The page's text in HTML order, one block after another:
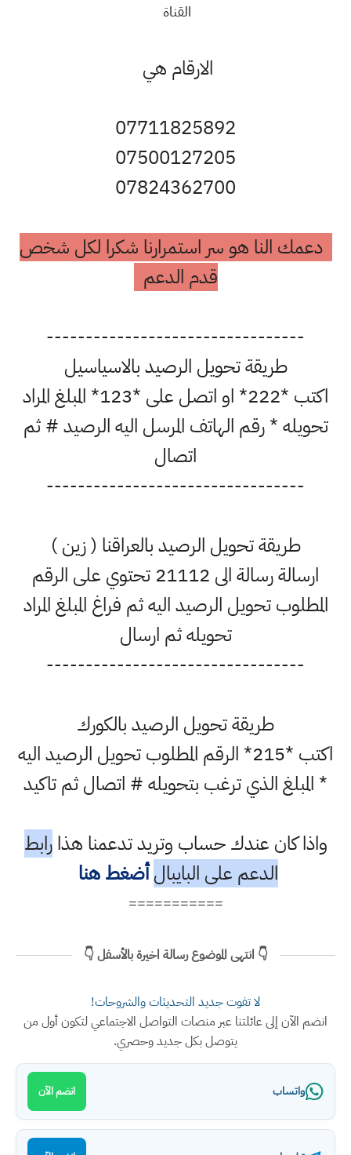
القناة
الارقام هي
07711825892
07500127205
07824362700
دعمك النا هو سر استمرارنا شكرا لكل شخص
قدم الدعم
---------------------------------
طريقة تحويل الرصيد بالاسياسيل
اكتب *222* او اتصل على *123* المبلغ المراد
تحويله * رقم الهاتف المرسل اليه الرصيد # ثم
اتصال
---------------------------------
طريقة تحويل الرصيد بالعراقنا ( زين )
ارسالة رسالة الى 21112 تحتوي على الرقم
المطلوب تحويل الرصيد اليه ثم فراغ المبلغ المراد
تحويله ثم ارسال
---------------------------------
طريقة تحويل الرصيد بالكورك
اكتب *215* الرقم المطلوب تحويل الرصيد اليه
* المبلغ الذي ترغب بتحويله # اتصال ثم تاكيد
واذا كان عندك حساب وتريد تدعمنا هذارابط
الدعم على البايبال أضغط هنا
===========
👇 انتهى الموضوع رسالة اخيرة بالأسفل 👇
لا تفوت جديد التحديثات والشروحات!
انضم الآن إلى عائلتنا عبر منصات التواصل الاجتماعي لتكون أول من
يتوصل بكل جديد وحصري.
واتساب انضم الآن